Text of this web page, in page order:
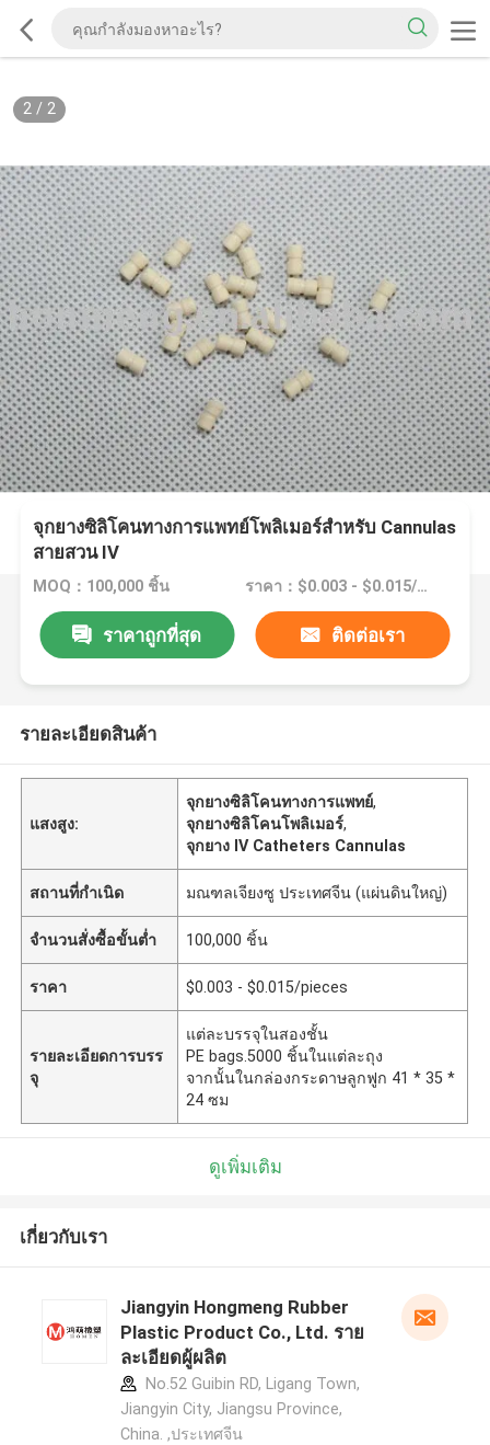
2/ 2
จุกยางซิลิโคนทางการแพทย์โพลิเมอร์สำหรับ Cannulas
สายสวน IV
MOQ：100,000 ชิ้น ราคา：$0.003 - $0.015/pieces
ราคาถูกที่สุด ติดต่อเรา
รายละเอียดสินค้า
แสงสูง:
จุกยางซิลิโคนทางการแพทย์,
จุกยางซิลิโคนโพลิเมอร์,
จุกยาง IV Catheters Cannulas
สถานที่กำเนิด มณฑลเจียงซู ประเทศจีน (แผ่นดินใหญ่)
จำนวนสั่งซื้อขั้นต่ำ 100,000 ชิ้น
ราคา $0.003 - $0.015/pieces
รายละเอียดการบรร
จุ
แต่ละบรรจุในสองชั้น
PE bags.5000 ชิ้นในแต่ละถุง
จากนั้นในกล่องกระดาษลูกฟูก 41 * 35 *
24 ซม
ดูเพิ่มเติม
เกี่ยวกับเรา
Jiangyin Hongmeng Rubber
Plastic Product Co., Ltd. ราย
ละเอียดผู้ผลิต
No.52 Guibin RD, Ligang Town,
Jiangyin City, Jiangsu Province,
China. ,ประเทศจีน